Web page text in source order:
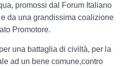
promossi dal Forum Italiano
da una grandissima coalizione
Promotore.
una battaglia di civiltà, per la
ad un bene comune,contro